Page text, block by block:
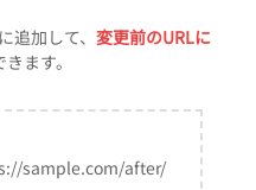
加して、 変更前のURLに
きます。
sample.com/after/